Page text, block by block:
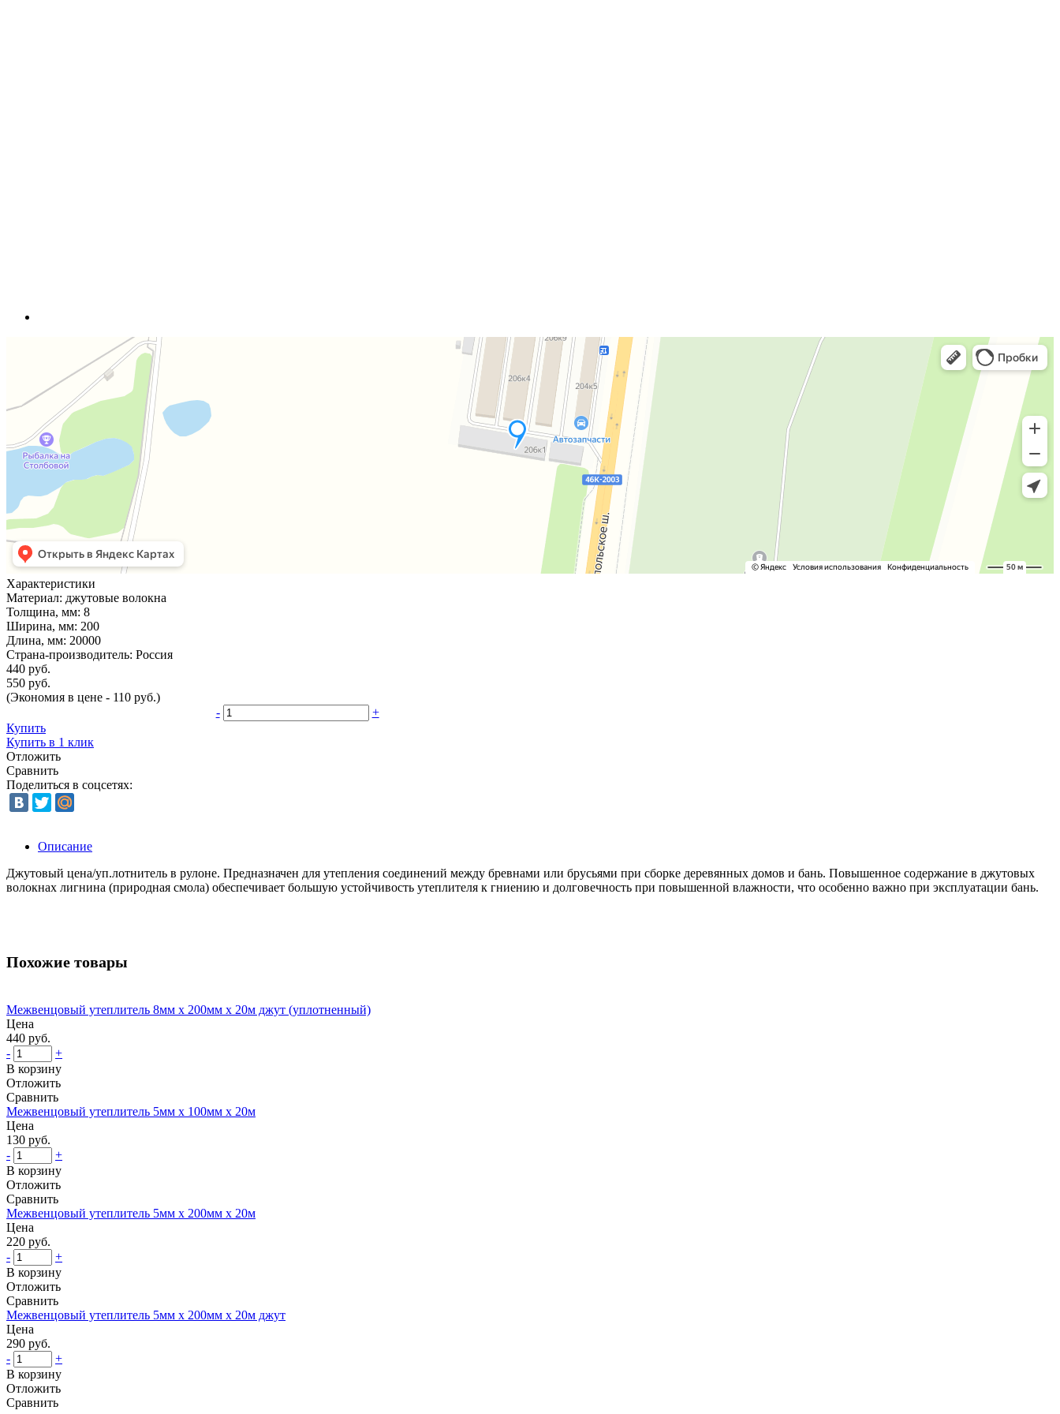
Характеристики
Материал: джутовые волокна
Толщина, мм: 8
Ширина, мм: 200
Длина, мм: 20000
Страна-производитель: Россия
440 руб.
550 руб.
(Экономия в цене - 110 руб.)
-
+
Купить
Купить в 1 клик
Отложить
Сравнить
Поделиться в соцсетях:
Описание
Джутовый цена/уп.лотнитель в рулоне. Предназначен для утепления соединений между бревнами или брусьями при сборке деревянных домов и бань. Повышенное содержание в джутовых
волокнах лигнина (природная смола) обеспечивает большую устойчивость утеплителя к гниению и долговечность при повышенной влажности, что особенно важно при эксплуатации бань.
Похожие товары
Межвенцовый утеплитель 8мм х 200мм х 20м джут (уплотненный)
Цена
440 руб.
-
+
В корзину
Отложить
Сравнить
Межвенцовый утеплитель 5мм х 100мм х 20м
Цена
130 руб.
-
+
В корзину
Отложить
Сравнить
Межвенцовый утеплитель 5мм х 200мм х 20м
Цена
220 руб.
-
+
В корзину
Отложить
Сравнить
Межвенцовый утеплитель 5мм х 200мм х 20м джут
Цена
290 руб.
-
+
В корзину
Отложить
Сравнить